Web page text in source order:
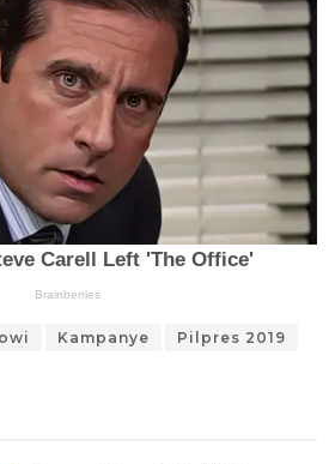
Kampanye Pilpres 2019